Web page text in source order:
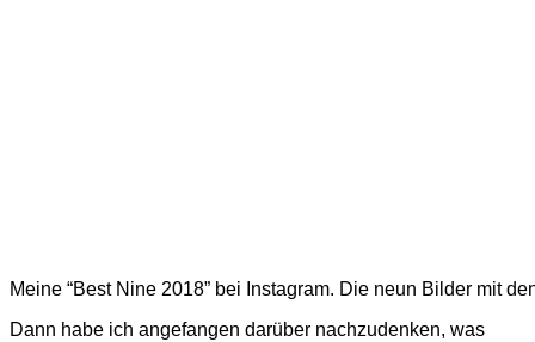
Meine “Best Nine 2018” bei Instagram. Die neun Bilder mit
Dann habe ich angefangen darüber nachzudenken, was